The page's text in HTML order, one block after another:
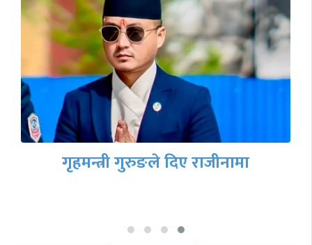
राजीनामा
बाढीपहिरोका
राजमार्गहरू अवरुद्ध,